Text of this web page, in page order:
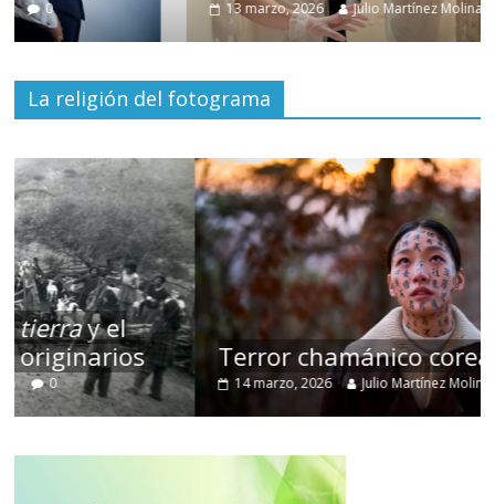
13 marzo, 2026 Julio Martínez Molina 0
La religión del fotograma
Terror chamánico coreano
14 marzo, 2026 Julio Martínez Molina 0